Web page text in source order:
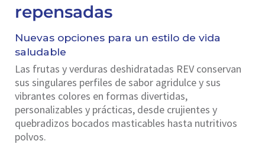
repensadas
Nuevas opciones para un estilo de vida
saludable
Las frutas y verduras deshidratadas REV conservan
sus singulares perfiles de sabor agridulce y sus
vibrantes colores en formas divertidas,
personalizables y prácticas, desde crujientes y
quebradizos bocados masticables hasta nutritivos
polvos.